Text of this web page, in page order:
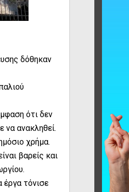
δόθηκαν
ότι δεν
να ανακληθεί.
χρήμα.
βαρείς και
τόνισε